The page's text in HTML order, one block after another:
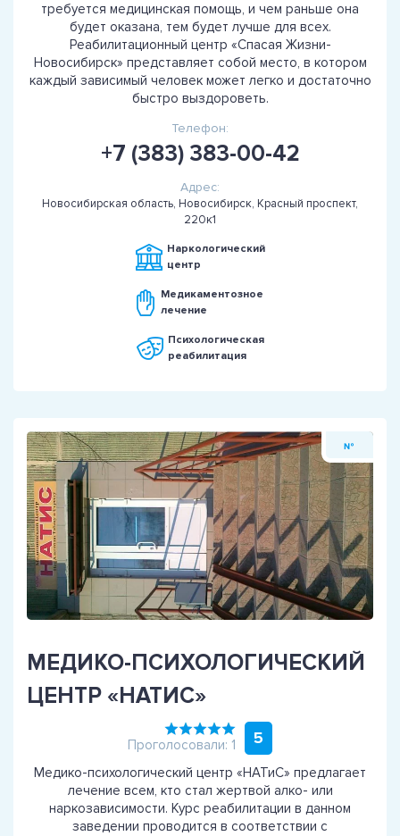
требуется медицинская помощь, и чем раньше она
будет оказана, тем будет лучше для всех.
Реабилитационный центр «Спасая Жизни-
Новосибирск» представляет собой место, в котором
каждый зависимый человек может легко и достаточно
быстро выздороветь.
Телефон:
+7 (383) 383-00-42
Адрес:
Новосибирская область, Новосибирск, Красный проспект,
220к1
Наркологический
центр
Медикаментозное
лечение
Психологическая
реабилитация
№
МЕДИКО-ПСИХОЛОГИЧЕСКИЙ
ЦЕНТР «НАТИС»
Проголосовали: 1 5
Медико-психологический центр «НАТиС» предлагает
лечение всем, кто стал жертвой алко- или
наркозависимости. Курс реабилитации в данном
заведении проводится в соответствии с